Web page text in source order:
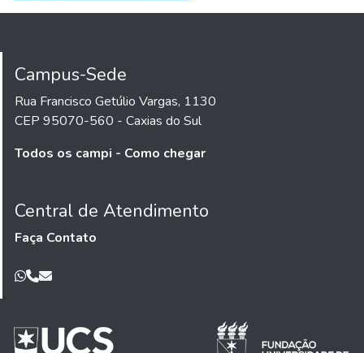
Campus-Sede
Rua Francisco Getúlio Vargas, 1130
CEP 95070-560 - Caxias do Sul
Todos os campi - Como chegar
Central de Atendimento
Faça Contato